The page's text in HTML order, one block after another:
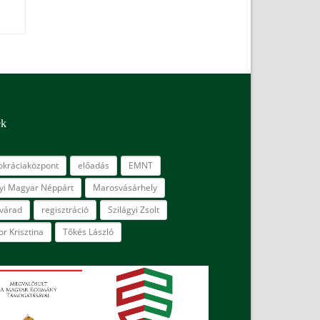
előadás
EMNT
Magyar Néppárt
Marosvásárhely
regisztráció
Szilágyi Zsolt
Krisztina
Tőkés László